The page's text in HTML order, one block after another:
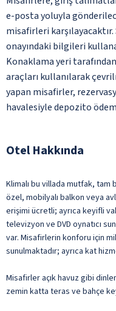
e-posta yoluyla
misafirleri
onayındaki bilgileri
Konaklama yeri
araçları kullanılarak
yapan misafirler,
havalesiyle depozito
Otel Hakkında
Klimalı bu villada mutfak, tam
özel, mobilyalı balkon veya
erişimi ücretli; ayrıca keyifli
televizyon ve DVD oynatıcı
var. Misafirlerin konforu için
sunulmaktadır; ayrıca kat
Misafirler açık havuz gibi
zemin katta teras ve bahçe